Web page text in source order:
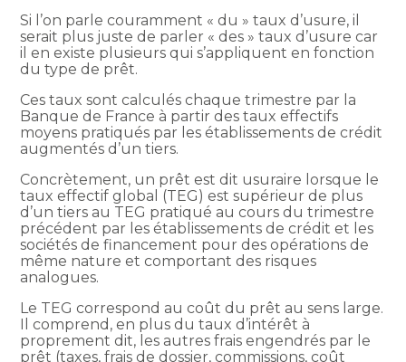
Si l’on parle couramment « du » taux d’usure, il
serait plus juste de parler « des » taux d’usure car
il en existe plusieurs qui s’appliquent en fonction
du type de prêt.
Ces taux sont calculés chaque trimestre par la
Banque de France à partir des taux effectifs
moyens pratiqués par les établissements de crédit
augmentés d’un tiers.
Concrètement, un prêt est dit usuraire lorsque le
taux effectif global (TEG) est supérieur de plus
d’un tiers au TEG pratiqué au cours du trimestre
précédent par les établissements de crédit et les
sociétés de financement pour des opérations de
même nature et comportant des risques
analogues.
Le TEG correspond au coût du prêt au sens large.
Il comprend, en plus du taux d’intérêt à
proprement dit, les autres frais engendrés par le
prêt (taxes, frais de dossier, commissions, coût